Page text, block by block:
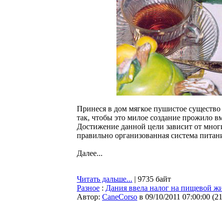
Принеся в дом мягкое пушистое
так, чтобы это милое создание прожило
Достижение данной цели зависит от
правильно организованная система
Далее...
Читать дальше... | 9735 байт
Разное : Дания ввела налог на пищевой
Автор: CaneCorso в 09/10/2011 07:00:00 (